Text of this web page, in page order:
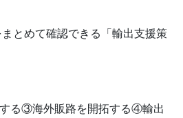
とめて確認できる「輸出支援策
る③海外販路を開拓する④輸出